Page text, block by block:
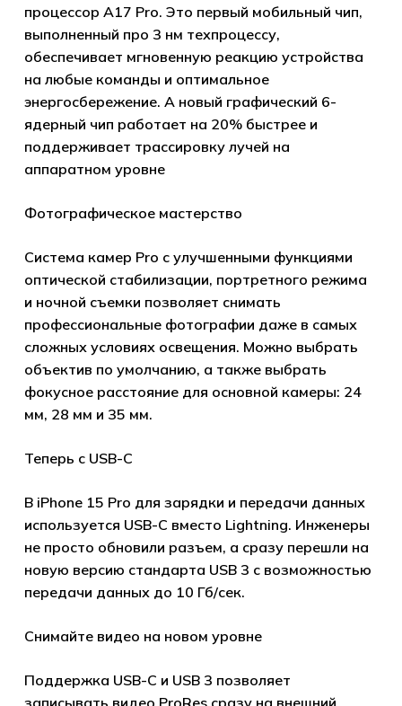
процессор A17 Pro. Это первый мобильный чип,
выполненный про 3 нм техпроцессу,
обеспечивает мгновенную реакцию устройства
на любые команды и оптимальное
энергосбережение. А новый графический 6-
ядерный чип работает на 20% быстрее и
поддерживает трассировку лучей на
аппаратном уровне
Фотографическое мастерство
Система камер Pro с улучшенными функциями
оптической стабилизации, портретного режима
и ночной съемки позволяет снимать
профессиональные фотографии даже в самых
сложных условиях освещения. Можно выбрать
объектив по умолчанию, а также выбрать
фокусное расстояние для основной камеры: 24
мм, 28 мм и 35 мм.
Теперь с USB-C
В iPhone 15 Pro для зарядки и передачи данных
используется USB-C вместо Lightning. Инженеры
не просто обновили разъем, а сразу перешли на
новую версию стандарта USB 3 с возможностью
передачи данных до 10 Гб/сек.
Снимайте видео на новом уровне
Поддержка USB-C и USB 3 позволяет